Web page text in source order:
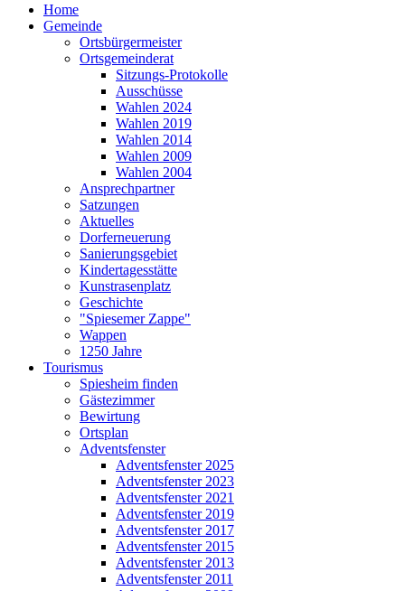
Home
Gemeinde
Ortsbürgermeister
Ortsgemeinderat
Sitzungs-Protokolle
Ausschüsse
Wahlen 2024
Wahlen 2019
Wahlen 2014
Wahlen 2009
Wahlen 2004
Ansprechpartner
Satzungen
Aktuelles
Dorferneuerung
Sanierungsgebiet
Kindertagesstätte
Kunstrasenplatz
Geschichte
"Spiesemer Zappe"
Wappen
1250 Jahre
Tourismus
Spiesheim finden
Gästezimmer
Bewirtung
Ortsplan
Adventsfenster
Adventsfenster 2025
Adventsfenster 2023
Adventsfenster 2021
Adventsfenster 2019
Adventsfenster 2017
Adventsfenster 2015
Adventsfenster 2013
Adventsfenster 2011